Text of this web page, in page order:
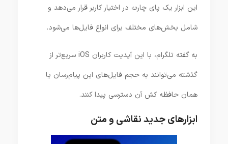
این ابزار یک پای چارت در اختیار کاربر قرار می‌دهد و
شامل بخش‌های مختلف برای انواع فایل‌ها می‌شود.
به گفته تلگرام، با این آپدیت کاربران iOS سریع‌تر از
گذشته می‌توانند به حجم فایل‌های این پیام‌رسان یا
همان حافظه کش آن دسترسی پیدا کنند.
ابزارهای جدید نقاشی و متن